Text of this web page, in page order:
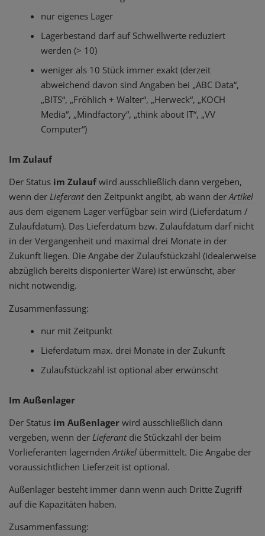
nur eigenes Lager
Lagerbestand darf auf Schwellwerte reduziert
werden (> 10)
weniger als 10 Stück immer exakt (derzeit
abweichend davon sind Angaben bei „ABC Data“,
„BITS“, „Fröhlich + Walter“, „Herweck“, „KOCH
Media“, „Mindfactory“, „think about IT“, „VV
Computer“)
Im Zulauf
Der Status im Zulaufwird ausschließlich dann vergeben,
wenn der Lieferantden Zeitpunkt angibt, ab wann derArtikel
aus dem eigenem Lager verfügbar sein wird (Lieferdatum /
Zulaufdatum). Das Lieferdatum bzw. Zulaufdatum darf nicht
in der Vergangenheit und maximal drei Monate in der
Zukunft liegen. Die Angabe der Zulaufstückzahl (idealerweise
abzüglich bereits disponierter Ware) ist erwünscht, aber
nicht notwendig.
Zusammenfassung:
nur mit Zeitpunkt
Lieferdatum max. drei Monate in der Zukunft
Zulaufstückzahl ist optional aber erwünscht
Im Außenlager
Der Status im Außenlager wird ausschließlich dann
vergeben, wenn der Lieferantdie Stückzahl der beim
Vorlieferanten lagerndenArtikel übermittelt. Die Angabe der
voraussichtlichen Lieferzeit ist optional.
Außenlager besteht immer dann wenn auch Dritte Zugriff
auf die Kapazitäten haben.
Zusammenfassung: